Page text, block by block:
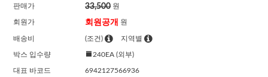
판매가 33,500원
회원가 회원공개 원
배송비 (조건) 지역별
박스 입수량 240EA (외부)
대표 바코드 6942127566936